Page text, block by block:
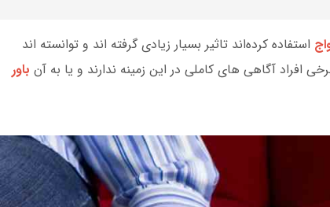
استفاده کرده‌اند تاثیر بسیار زیادی گرفته اند و توانسته اند
افراد آگاهی های کاملی در این زمینه ندارند و یا به آن باور